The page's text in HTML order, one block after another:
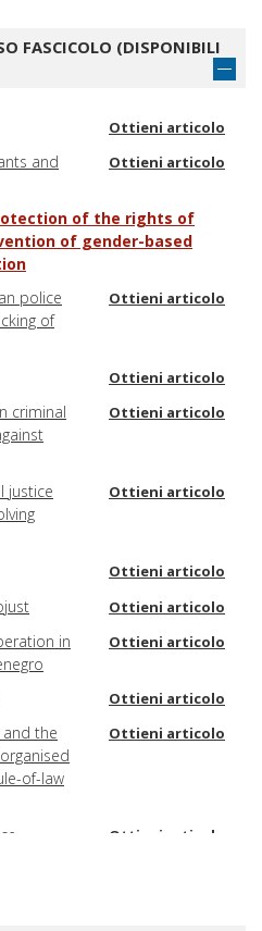
FASCICOLO (DISPONIBILI
Ottieni articolo
and
Ottieni articolo
of the rights of
of gender-based
police
of
Ottieni articolo
Ottieni articolo
criminal
Ottieni articolo
justice
Ottieni articolo
Ottieni articolo
Ottieni articolo
in
Ottieni articolo
Ottieni articolo
the
of-law
Ottieni articolo
Ottieni articolo